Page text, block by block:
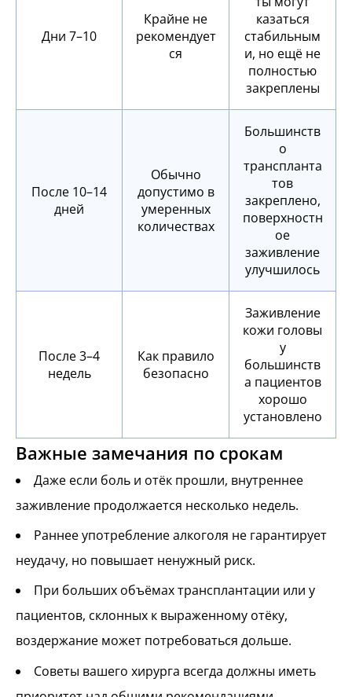
Дни 7–10
Крайне не
рекомендует
ся
казаться
стабильным
и, но ещё не
полностью
закреплены
После 10–14
дней
Обычно
допустимо в
умеренных
количествах
Большинств
о
транспланта
тов
закреплено,
поверхностн
ое
заживление
улучшилось
После 3–4
недель
Как правило
безопасно
Заживление
кожи головы
у
большинств
а пациентов
хорошо
установлено
Важные замечания по срокам
Даже если боль и отёк прошли, внутреннее
заживление продолжается несколько недель.
Раннее употребление алкоголя не гарантирует
неудачу, но повышает ненужный риск.
При больших объёмах трансплантации или у
пациентов, склонных к выраженному отёку,
воздержание может потребоваться дольше.
Советы вашего хирурга всегда должны иметь